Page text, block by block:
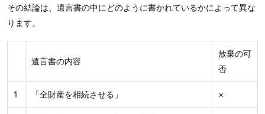
その結論は、遺言書の中にどのように書かれているかによって異な
ります。
遺言書の内容
放棄の可
否
1 「全財産を相続させる」 ×